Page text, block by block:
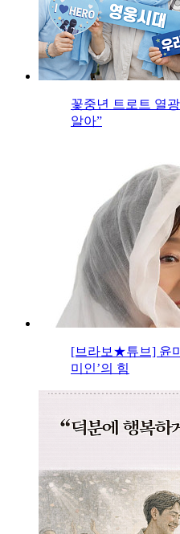
꽃중년 트로트 열
알아”
[브라보★튜브] 윤
미인’의 힘